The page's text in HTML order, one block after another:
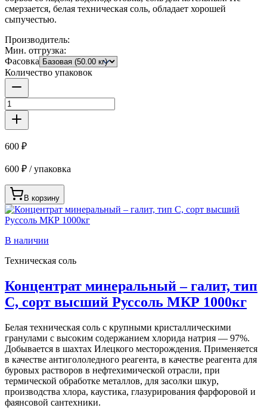
смерзается, белая техническая соль, обладает хорошей
сыпучестью.
Производитель:
Мин. отгрузка:
Фасовка
Количество упаковок
600 ₽
600 ₽ / упаковка
В корзину
В наличии
Техническая соль
Концентрат минеральный – галит, тип
С, сорт высший Руссоль МКР 1000кг
Белая техническая соль с крупными кристаллическими
гранулами с высоким содержанием хлорида натрия — 97%.
Добывается в шахтах Илецкого месторождения. Применяется
в качестве антигололедного реагента, в качестве реагента для
буровых растворов в нефтехимической отрасли, при
термической обработке металлов, для засолки шкур,
производства хлора, каустика, глазурирования фарфоровой и
фаянсовой сантехники.